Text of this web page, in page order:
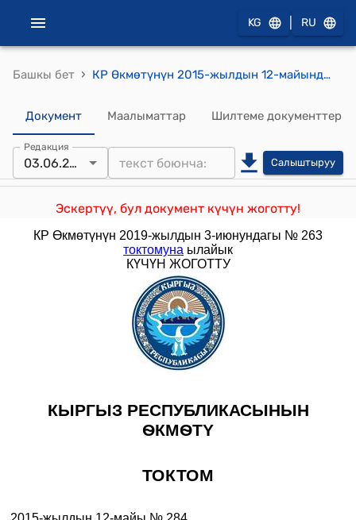
KG RU
Башкы бет › КР Өкмөтүнүн 2015-жылдын 12-майындагы № 284 "Кыргыз Республикасынын Өкмөтүнүн 2013-жылдын 3-майындагы № 226 "6 жылдык мөөнөткө кошумча нарк салыгынан бошотулуучу ата мекендик айыл чарба чийки затын кайра иштетүүчү тамак-аш жана кайра иштетүүчү өнөр жай ишканалары (товарлардын акциздик топторун чыгаруудан тышкары) жүргүзгөн экономикалык иштин түрлөрүнүн тизмегин бекитүү тууралуу" токтомуна өзгөртүүлөрдү киргизүү жөнүндө" токтому
Документ Маалыматтар Шилтеме документтер
Редакция
03.06.2019 Салыштыруу
Эскертүү, бул документ күчүн жоготту!